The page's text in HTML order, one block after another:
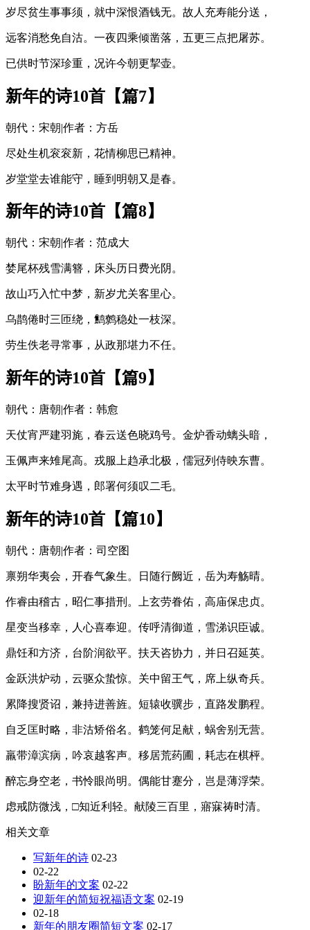
岁尽贫生事事须，就中深恨酒钱无。故人充寿能分送，
远客消愁免自沽。一夜四乘倾凿落，五更三点把屠苏。
已供时节深珍重，况许今朝更挈壶。
新年的诗10首【篇7】
朝代：宋朝|作者：方岳
尽处生机衮衮新，花情柳思已精神。
岁堂堂去谁能守，睡到明朝又是春。
新年的诗10首【篇8】
朝代：宋朝|作者：范成大
婪尾杯残雪满簪，床头历日费光阴。
故山巧入忙中梦，新岁尤关客里心。
乌鹊倦时三匝绕，鹪鹩稳处一枝深。
劳生佚老寻常事，从政那堪力不任。
新年的诗10首【篇9】
朝代：唐朝|作者：韩愈
天仗宵严建羽旄，春云送色晓鸡号。金炉香动螭头暗，
玉佩声来雉尾高。戎服上趋承北极，儒冠列侍映东曹。
太平时节难身遇，郎署何须叹二毛。
新年的诗10首【篇10】
朝代：唐朝|作者：司空图
禀朔华夷会，开春气象生。日随行阙近，岳为寿觞晴。
作睿由稽古，昭仁事措刑。上玄劳眷佑，高庙保忠贞。
星变当移幸，人心喜奉迎。传呼清御道，雪涕识臣诚。
鼎饪和方济，台阶润欲平。扶天咨协力，并日召延英。
金跃洪炉动，云驱众蛰惊。关中留王气，席上纵奇兵。
累降搜贤诏，兼持进善旌。短辕收骥步，直路发鹏程。
自乏匡时略，非沽矫俗名。鹤笼何足献，蜗舍别无营。
羸带漳滨病，吟哀越客声。移居荒药圃，耗志在棋枰。
醉忘身空老，书怜眼尚明。偶能甘蹇分，岂是薄浮荣。
虑戒防微浅，□知近利轻。献陵三百里，寤寐祷时清。
相关文章
写新年的诗 02-23
02-22
盼新年的文案 02-22
迎新年的简短祝福语文案 02-19
02-18
新年的朋友圈简短文案 02-17